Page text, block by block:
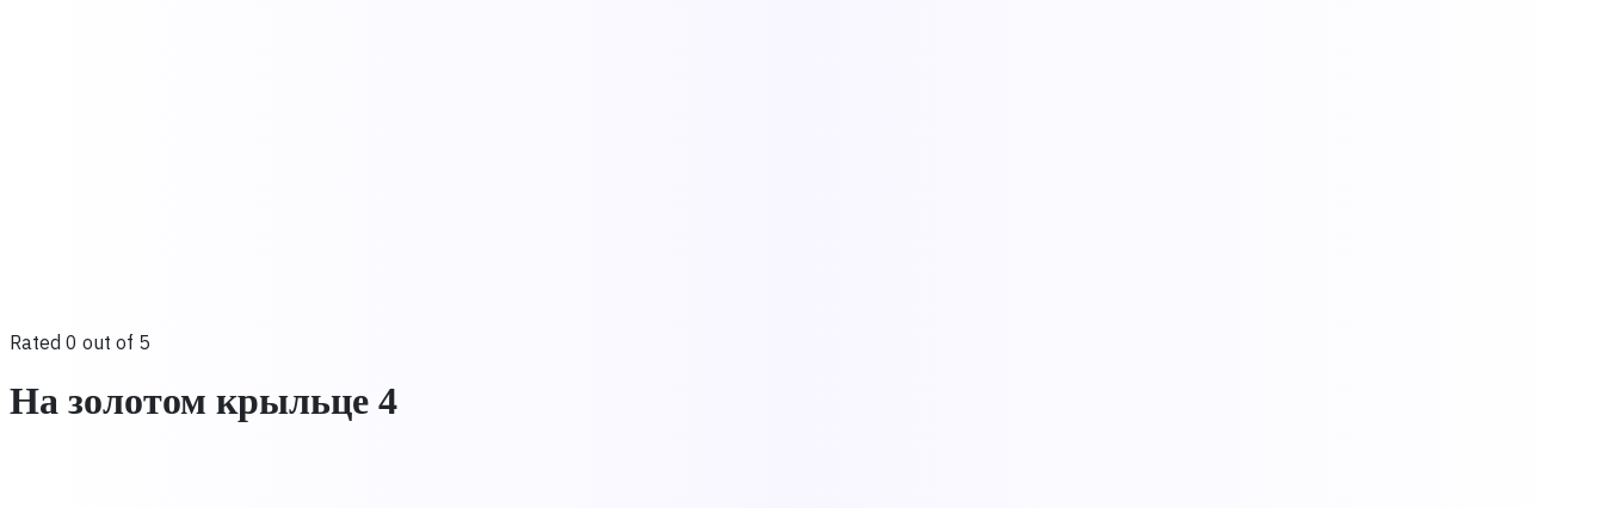
Rated 0 out of 5
На золотом крыльце 4